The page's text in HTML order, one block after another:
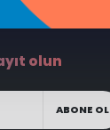
olun
ABONE OL